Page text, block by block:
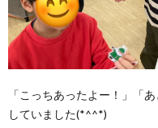
「こっちあったよー！」「
していました(*^^*)